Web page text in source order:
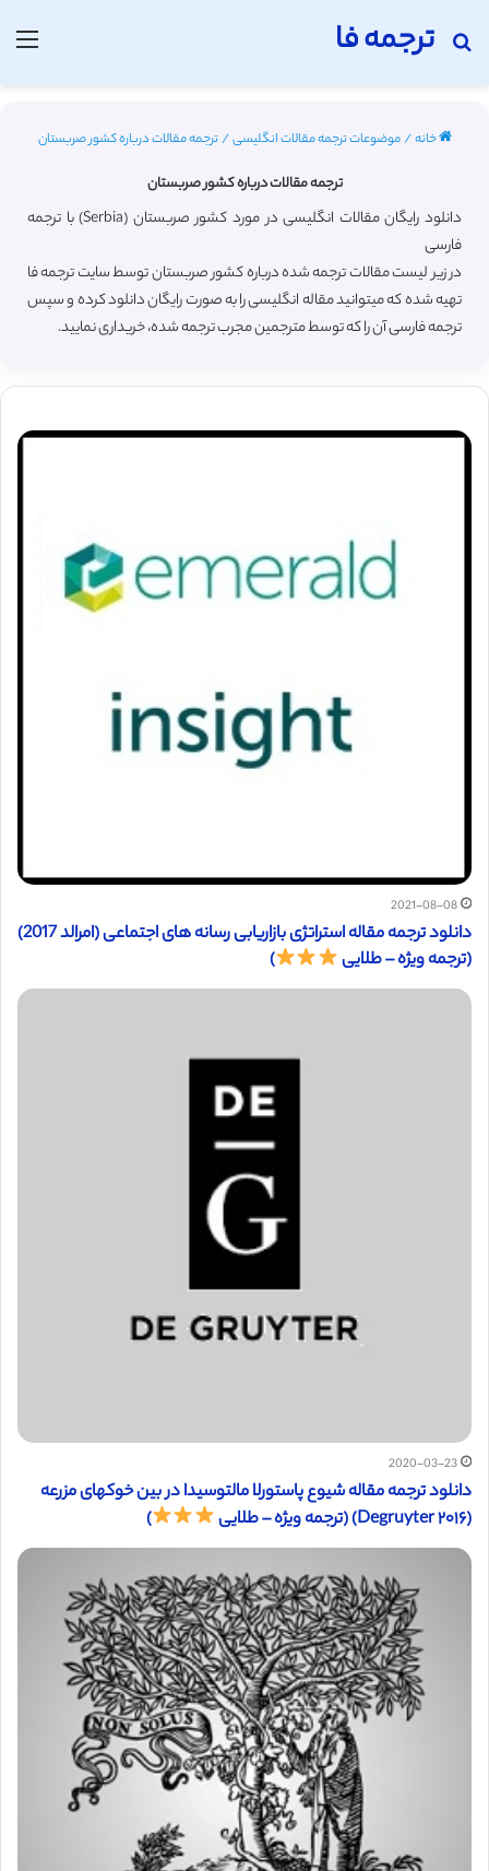
ترجمه فا
جستجو برای
خانه/موضوعات ترجمه مقالات انگلیسی/ترجمه مقالات درباره کشور صربستان
ترجمه مقالات درباره کشور صربستان
دانلود رایگان مقالات انگلیسی در مورد کشور صربستان (Serbia) با ترجمه
فارسی
در زیر لیست مقالات ترجمه شده درباره کشور صربستان توسط سایت ترجمه فا
تهیه شده که میتوانید مقاله انگلیسی را به صورت رایگان دانلود کرده و سپس
ترجمه فارسی آن را که توسط مترجمین مجرب ترجمه شده، خریداری نمایید.
2021-08-08
دانلود ترجمه مقاله استراتژی بازاریابی رسانه های اجتماعی (امرالد 2017)
(ترجمه ویژه – طلایی
)
2020-03-23
دانلود ترجمه مقاله شیوع پاستورلا مالتوسیدا در بین خوکهای مزرعه
(Degruyter ۲۰۱۶) (ترجمه ویژه – طلایی
)